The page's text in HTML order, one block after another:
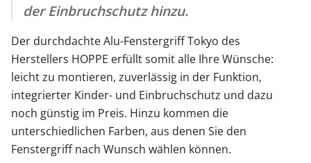
der Einbruchschutz hinzu.
Der durchdachte Alu-Fenstergriff Tokyo des
Herstellers HOPPE erfüllt somit alle Ihre Wünsche:
leicht zu montieren, zuverlässig in der Funktion,
integrierter Kinder- und Einbruchschutz und dazu
noch günstig im Preis. Hinzu kommen die
unterschiedlichen Farben, aus denen Sie den
Fenstergriff nach Wunsch wählen können.